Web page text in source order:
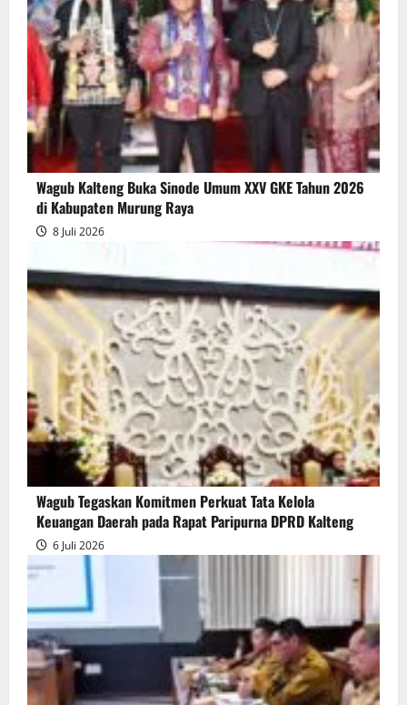
Wagub Kalteng Buka Sinode Umum XXV GKE Tahun 2026
di Kabupaten Murung Raya
8 Juli 2026
Wagub Tegaskan Komitmen Perkuat Tata Kelola
Keuangan Daerah pada Rapat Paripurna DPRD Kalteng
6 Juli 2026